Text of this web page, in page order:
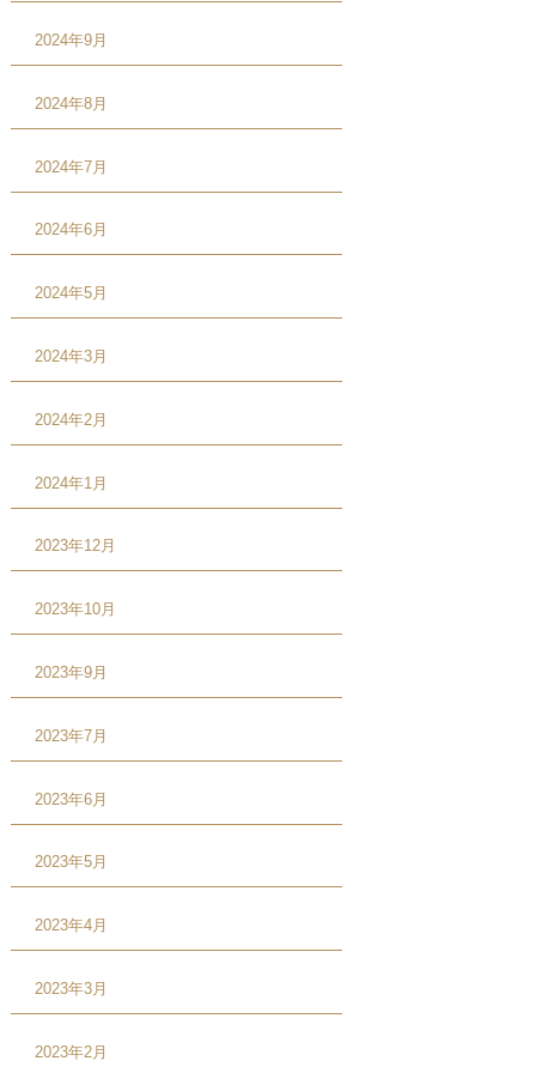
2024年9月
2024年8月
2024年7月
2024年6月
2024年5月
2024年3月
2024年2月
2024年1月
2023年12月
2023年10月
2023年9月
2023年7月
2023年6月
2023年5月
2023年4月
2023年3月
2023年2月